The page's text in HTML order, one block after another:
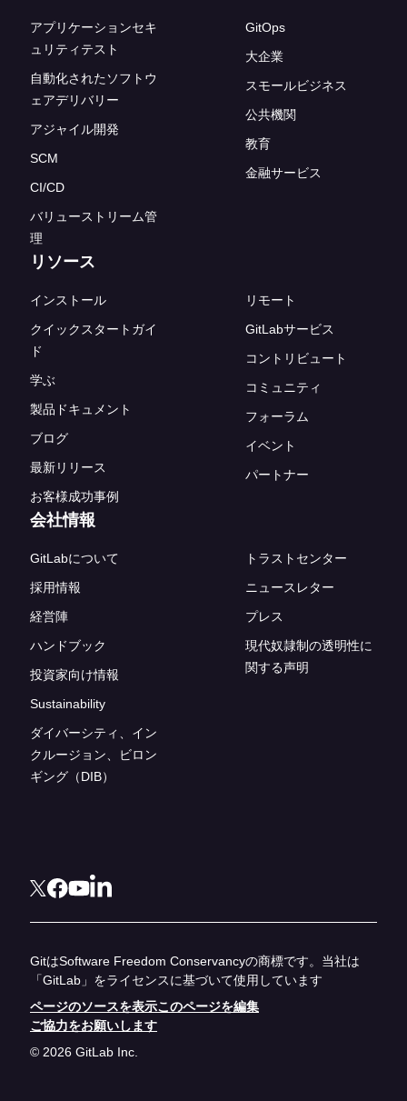
アプリケーションセキ
ュリティテスト
自動化されたソフトウ
ェアデリバリー
アジャイル開発
SCM
CI/CD
バリューストリーム管
理
GitOps
大企業
スモールビジネス
公共機関
教育
金融サービス
リソース
インストール
クイックスタートガイ
ド
学ぶ
製品ドキュメント
ブログ
最新リリース
お客様成功事例
リモート
GitLabサービス
コントリビュート
コミュニティ
フォーラム
イベント
パートナー
会社情報
GitLabについて
採用情報
経営陣
ハンドブック
投資家向け情報
Sustainability
ダイバーシティ、イン
クルージョン、ビロン
ギング（DIB）
トラストセンター
ニュースレター
プレス
現代奴隷制の透明性に
関する声明
GitはSoftware Freedom Conservancyの商標です。当社は
「GitLab」をライセンスに基づいて使用しています
ページのソースを表示このページを編集
ご協力をお願いします
© 2026 GitLab Inc.